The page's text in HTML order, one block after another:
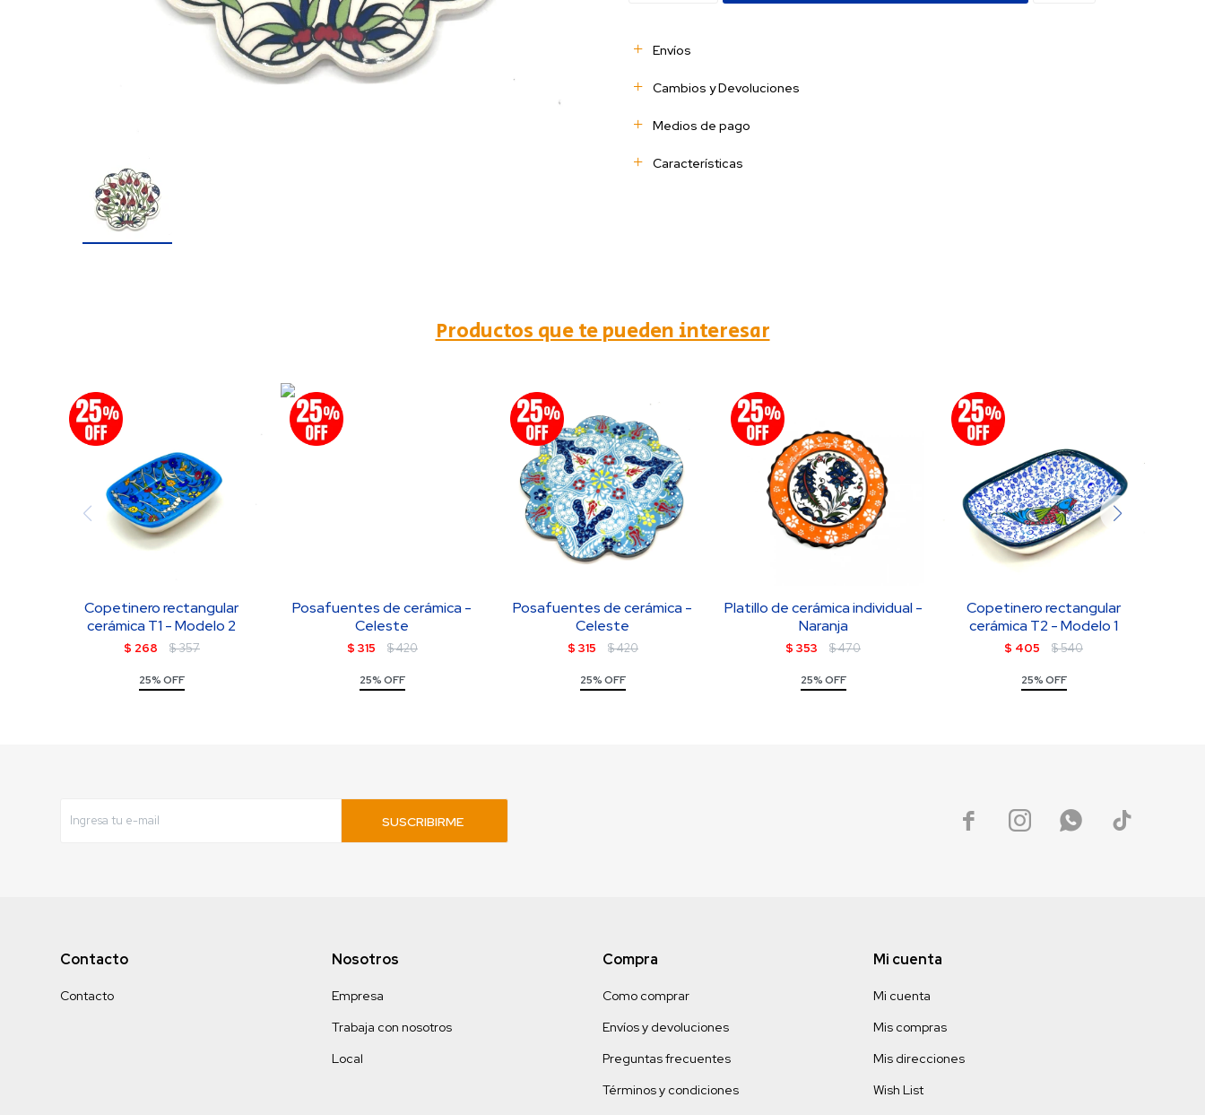
Envíos
Cambios y Devoluciones
Medios de pago
Características
Productos que te pueden interesar
Copetinero rectangular
cerámica T1 - Modelo 2
$ 268 $357
25% OFF
Posafuentes de cerámica -
Celeste
$ 315 $420
25% OFF
Posafuentes de cerámica -
Celeste
$ 315 $420
25% OFF
Platillo de cerámica individual -
Naranja
$ 353 $470
25% OFF
Copetinero rectangular
cerámica T2 - Modelo 1
$ 405 $540
25% OFF
SUSCRIBIRME    
Contacto
Contacto
Nosotros
Empresa
Trabaja con nosotros
Local
Compra
Como comprar
Envíos y devoluciones
Preguntas frecuentes
Términos y condiciones
Mi cuenta
Mi cuenta
Mis compras
Mis direcciones
Wish List